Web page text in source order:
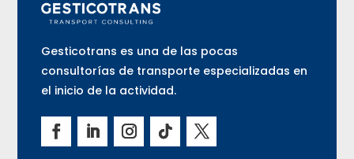
Gesticotrans es una de las pocas
consultorías de transporte especializadas en
el inicio de la actividad.